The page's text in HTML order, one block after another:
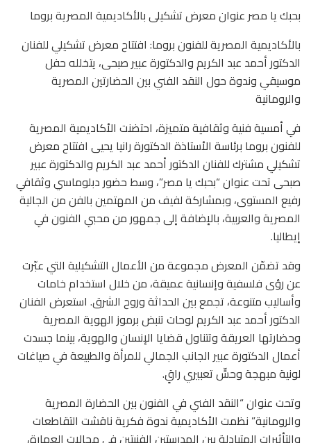
بحبك يا مصر عنوان معرض تشكيلى بالأكاديمية المصرية بروما
بالأكاديمية المصرية للفنون بروما: افتتاح معرض تشكيلي للفنان
الدكتور أحمد عبد الكريم والدكتورة عبير صبحى، يتخلله حفل
موسيقي وندوة حول النقد الفني بين الحضارتين المصرية
والرومانية
في أمسية فنية وثقافية متميزة، احتضنت الأكاديمية المصرية
للفنون بروما برئاسة الأستاذة الدكتورة رانيا يحيى افتتاح معرض
تشكيلي مشترك للفنان الدكتور أحمد عبد الكريم والدكتورة عبير
صبحى تحت عنوان “بحبك يا مصر”، وسط حضور دبلوماسي وثقافي
رفيع المستوى، وبمشاركة لفيف من المهتمين بالفن من الجالية
المصرية والعربية، بالإضافة إلى جمهور من محبي الفنون في
إيطاليا.
وقد تضمّن المعرض مجموعة من الأعمال التشكيلية التي عبّرت
عن رؤى فلسفية وإنسانية عميقة، من خلال استخدام خامات
وأساليب متنوعة، تجمع بين الحداثة وروح الشرق. استعرض الفنان
الدكتور أحمد عبد الكريم لوحات تنبض برموز الهوية المصرية
وحضارتها العريقة وتتناول قضايا الإنسان والهوية، بينما جسدت
أعمال الدكتورة عبير الجانب الجمالي للمرأة والطبيعة في صياغات
لونية مبهجة وحسٍّ تعبيري راقٍ.
وتحت عنوان “النقد الفني في الفنون بين الحضارة المصرية
والرومانية” نظمت الأكاديمية ندوة فكرية ناقشت التقاطعات
والتأثيرات المتبادلة بين المدرستين الفنيتين في مجالات العمارة،